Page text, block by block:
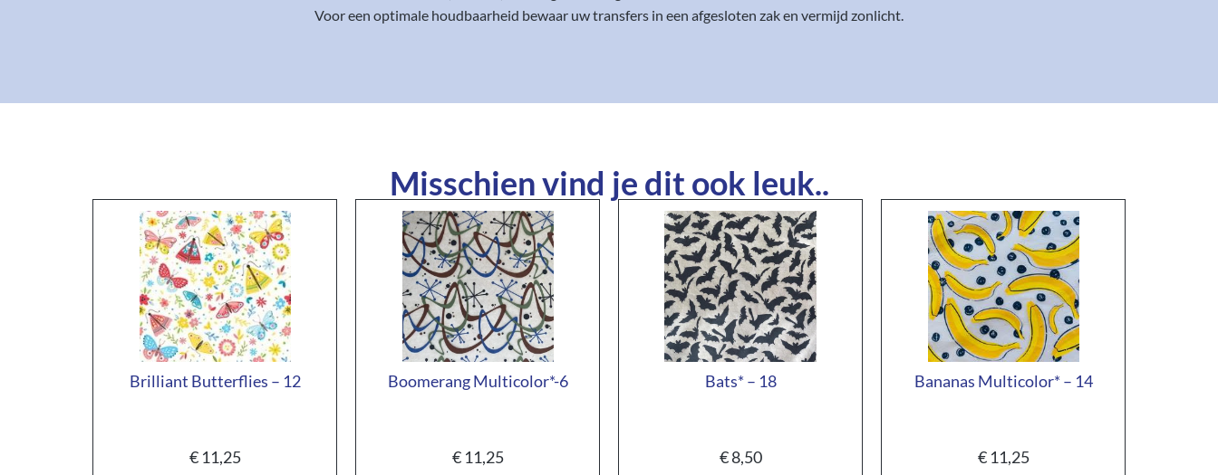
Voor een optimale houdbaarheid bewaar uw transfers in een afgesloten zak en vermijd zonlicht.
Misschien vind je dit ook leuk..
Brilliant Butterflies – 12
€11,25
Boomerang Multicolor*-6
€11,25
Bats* – 18
€8,50
Bananas Multicolor* – 14
€11,25